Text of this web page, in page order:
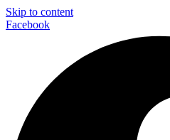
Skip to content
Facebook